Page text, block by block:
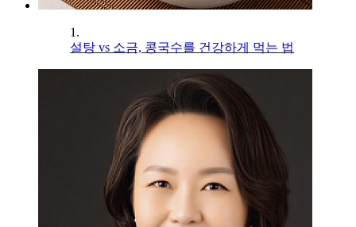
1.
설탕 vs 소금, 콩국수를 건강하게 먹는 법